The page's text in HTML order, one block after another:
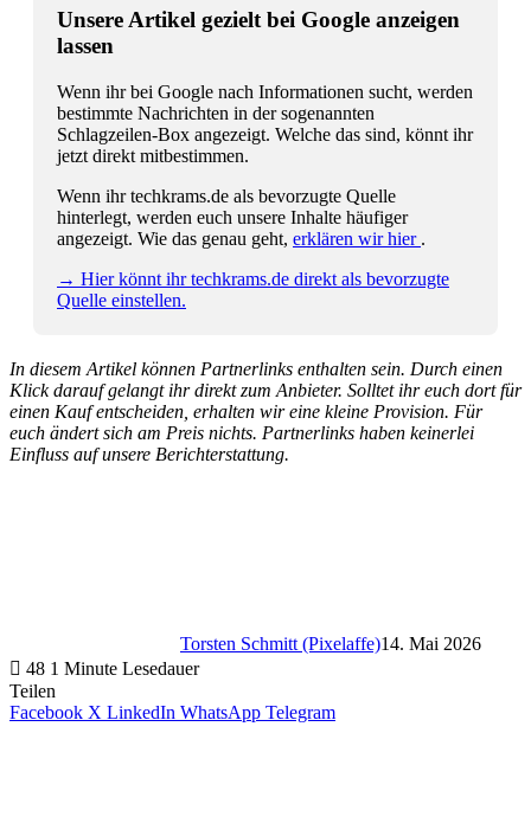
Unsere Artikel gezielt bei Google anzeigen
lassen
Wenn ihr bei Google nach Informationen sucht, werden
bestimmte Nachrichten in der sogenannten
Schlagzeilen-Box angezeigt. Welche das sind, könnt ihr
jetzt direkt mitbestimmen.
Wenn ihr techkrams.de als bevorzugte Quelle
hinterlegt, werden euch unsere Inhalte häufiger
angezeigt. Wie das genau geht, erklären wir hier .
→ Hier könnt ihr techkrams.de direkt als bevorzugte
Quelle einstellen.
In diesem Artikel können Partnerlinks enthalten sein. Durch einen
Klick darauf gelangt ihr direkt zum Anbieter. Solltet ihr euch dort für
einen Kauf entscheiden, erhalten wir eine kleine Provision. Für
euch ändert sich am Preis nichts. Partnerlinks haben keinerlei
Einfluss auf unsere Berichterstattung.
Torsten Schmitt (Pixelaffe)14. Mai 2026
48 1 Minute Lesedauer
Teilen
Facebook X LinkedIn WhatsApp Telegram